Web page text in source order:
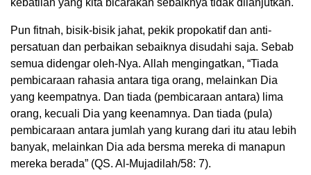
kebatilan yang kita bicarakan sebaiknya tidak dilanjutkan.
Pun fitnah, bisik-bisik jahat, pekik propokatif dan anti-
persatuan dan perbaikan sebaiknya disudahi saja. Sebab
semua didengar oleh-Nya. Allah mengingatkan, “Tiada
pembicaraan rahasia antara tiga orang, melainkan Dia
yang keempatnya. Dan tiada (pembicaraan antara) lima
orang, kecuali Dia yang keenamnya. Dan tiada (pula)
pembicaraan antara jumlah yang kurang dari itu atau lebih
banyak, melainkan Dia ada bersma mereka di manapun
mereka berada” (QS. Al-Mujadilah/58: 7).